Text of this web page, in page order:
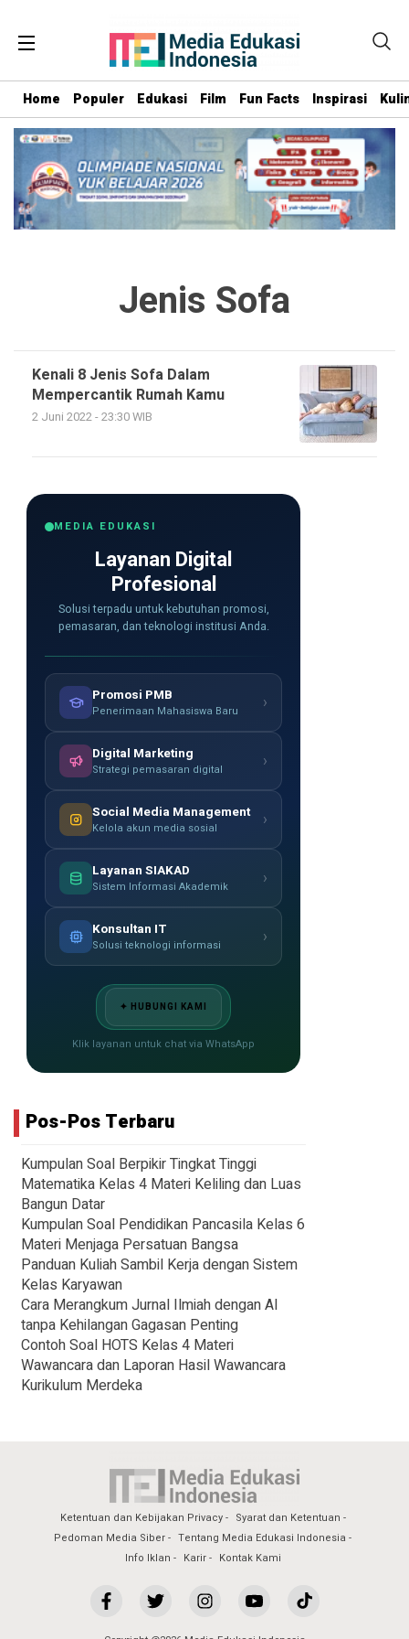
Home Populer Edukasi Film Fun Facts Inspirasi
Jenis Sofa
Kenali 8 Jenis Sofa Dalam
Mempercantik Rumah Kamu
2 Juni 2022 - 23:30 WIB
MEDIA EDUKASI
Layanan Digital
Profesional
Solusi terpadu untuk kebutuhan promosi,
pemasaran, dan teknologi institusi Anda.
Promosi PMB
Penerimaan Mahasiswa Baru ›
Digital Marketing
Strategi pemasaran digital ›
Social Media Management
Kelola akun media sosial ›
Layanan SIAKAD
Sistem Informasi Akademik ›
Konsultan IT
Solusi teknologi informasi ›
✦ HUBUNGI KAMI
Klik layanan untuk chat via WhatsApp
Pos-Pos Terbaru
Kumpulan Soal Berpikir Tingkat Tinggi
Matematika Kelas 4 Materi Keliling dan Luas
Bangun Datar
Kumpulan Soal Pendidikan Pancasila Kelas 6
Materi Menjaga Persatuan Bangsa
Panduan Kuliah Sambil Kerja dengan Sistem
Kelas Karyawan
Cara Merangkum Jurnal Ilmiah dengan AI
tanpa Kehilangan Gagasan Penting
Contoh Soal HOTS Kelas 4 Materi
Wawancara dan Laporan Hasil Wawancara
Kurikulum Merdeka
Ketentuan dan Kebijakan Privacy
Syarat dan Ketentuan
Pedoman Media Siber
Tentang Media Edukasi Indonesia
Info Iklan
Karir Kontak Kami